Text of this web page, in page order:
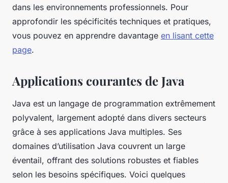
dans les environnements professionnels. Pour
approfondir les spécificités techniques et pratiques,
vous pouvez en apprendre davantage en lisant cette
page.
Applications courantes de Java
Java est un langage de programmation extrêmement
polyvalent, largement adopté dans divers secteurs
grâce à ses applications Java multiples. Ses
domaines d’utilisation Java couvrent un large
éventail, offrant des solutions robustes et fiables
selon les besoins spécifiques. Voici quelques